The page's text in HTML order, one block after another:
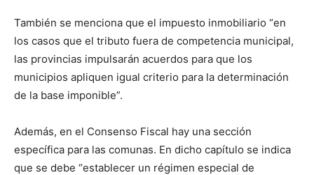
También se menciona que el impuesto inmobiliario “en
los casos que el tributo fuera de competencia municipal,
las provincias impulsarán acuerdos para que los
municipios apliquen igual criterio para la determinación
de la base imponible”.
Además, en el Consenso Fiscal hay una sección
específica para las comunas. En dicho capítulo se indica
que se debe “establecer un régimen especial de